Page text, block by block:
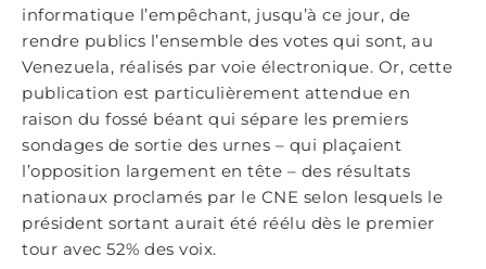
informatique l’empêchant, jusqu’à ce jour, de
rendre publics l’ensemble des votes qui sont, au
Venezuela, réalisés par voie électronique. Or, cette
publication est particulièrement attendue en
raison du fossé béant qui sépare les premiers
sondages de sortie des urnes – qui plaçaient
l’opposition largement en tête – des résultats
nationaux proclamés par le CNE selon lesquels le
président sortant aurait été réélu dès le premier
tour avec 52% des voix.